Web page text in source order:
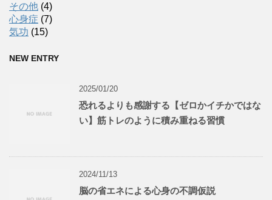
その他 (4)
心身症 (7)
気功 (15)
NEW ENTRY
2025/01/20
恐れるよりも感謝する【ゼロかイチかではな
い】筋トレのように積み重ねる習慣
2024/11/13
脳の省エネによる心身の不調仮説